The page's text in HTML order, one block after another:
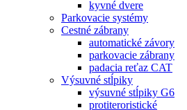
kyvné dvere
Parkovacie systémy
Cestné zábrany
automatické závory
parkovacie zábrany
padacia reťaz CAT
Výsuvné stĺpiky
výsuvné stĺpiky G6
protiteroristické